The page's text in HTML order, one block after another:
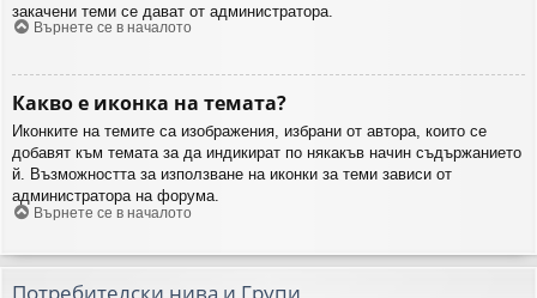
закачени теми се дават от администратора.
Върнете се в началото
Какво е иконка на темата?
Иконките на темите са изображения, избрани от автора, които се
добавят към темата за да индикират по някакъв начин съдържанието
й. Възможността за използване на иконки за теми зависи от
администратора на форума.
Върнете се в началото
Потребителски нива и Групи